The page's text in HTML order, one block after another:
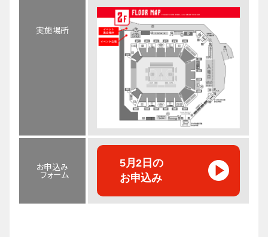
実施場所
お申込み
フォーム
5月2日の
お申込み